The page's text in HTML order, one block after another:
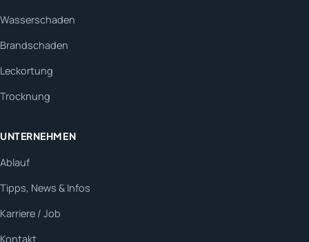
Wasserschaden
Brandschaden
Leckortung
Trocknung
UNTERNEHMEN
Ablauf
Tipps, News & Infos
Karriere / Job
Kontakt